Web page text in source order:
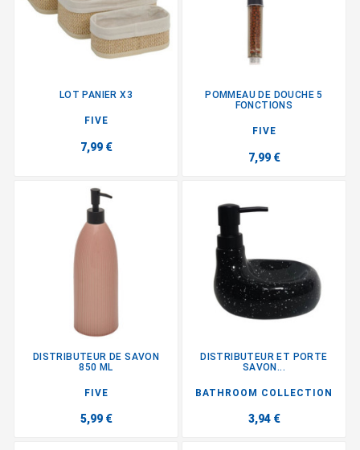
LOT PANIER X3
FIVE
7,99 €
POMMEAU DE DOUCHE 5
FONCTIONS
FIVE
7,99 €
DISTRIBUTEUR DE SAVON
850 ML
FIVE
5,99 €
DISTRIBUTEUR ET PORTE
SAVON...
BATHROOM COLLECTION
3,94 €